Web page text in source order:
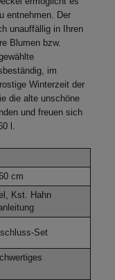
entnehmen. Der
unauffällig in Ihren
Blumen bzw.
im
Winterzeit der
die alte unschöne
und freuen sich
l.
cm
Kst. Hahn
Set